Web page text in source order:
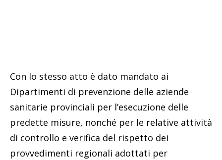
Con lo stesso atto è dato mandato ai
Dipartimenti di prevenzione delle aziende
sanitarie provinciali per l’esecuzione delle
predette misure, nonché per le relative attività
di controllo e verifica del rispetto dei
provvedimenti regionali adottati per